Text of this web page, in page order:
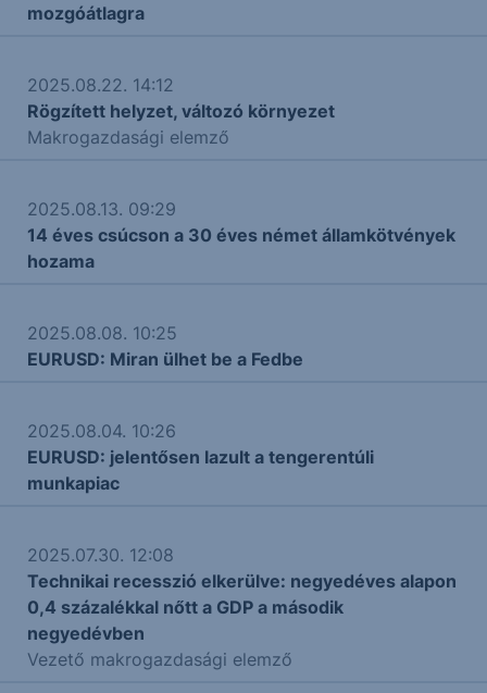
mozgóátlagra
2025.08.22. 14:12
Rögzített helyzet, változó környezet
Makrogazdasági elemző
2025.08.13. 09:29
14 éves csúcson a 30 éves német államkötvények
hozama
2025.08.08. 10:25
EURUSD: Miran ülhet be a Fedbe
2025.08.04. 10:26
EURUSD: jelentősen lazult a tengerentúli
munkapiac
2025.07.30. 12:08
Technikai recesszió elkerülve: negyedéves alapon
0,4 százalékkal nőtt a GDP a második
negyedévben
Vezető makrogazdasági elemző